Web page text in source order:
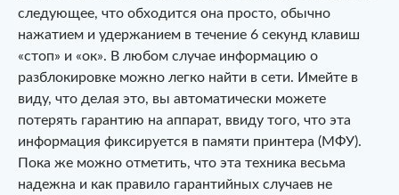
следующее, что обходится она просто, обычно
нажатием и удержанием в течение 6 секунд клавиш
«стоп» и «ок». В любом случае информацию о
разблокировке можно легко найти в сети. Имейте в
виду, что делая это, вы автоматически можете
потерять гарантию на аппарат, ввиду того, что эта
информация фиксируется в памяти принтера (МФУ).
Пока же можно отметить, что эта техника весьма
надежна и как правило гарантийных случаев не